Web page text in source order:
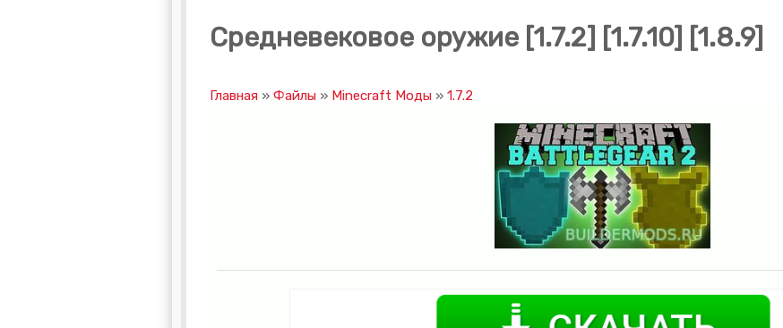
Средневековое оружие [1.7.2] [1.7.10] [1.8.9]
Главная » Файлы » Minecraft Моды » 1.7.2